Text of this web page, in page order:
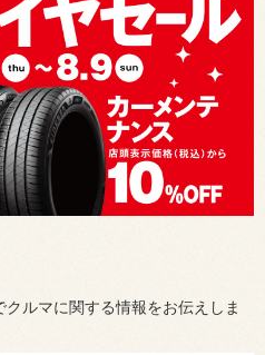
ルマに関する情報をお伝えしま